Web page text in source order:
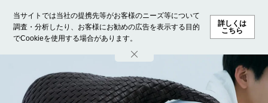
当サイトでは当社の提携先等がお客様のニーズ等について
調査・分析したり、お客様にお勧めの広告を表示する目的
でCookieを使用する場合があります。
詳しくは
こちら
ホーム モデル募集 ランキング ファッション ビューテ